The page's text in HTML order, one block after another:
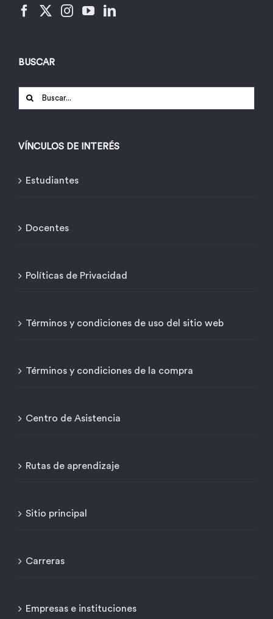
BUSCAR
Buscar:
VÍNCULOS DE INTERÉS
Estudiantes
Docentes
Políticas de Privacidad
Términos y condiciones de uso del sitio web
Términos y condiciones de la compra
Centro de Asistencia
Rutas de aprendizaje
Sitio principal
Carreras
Empresas e instituciones